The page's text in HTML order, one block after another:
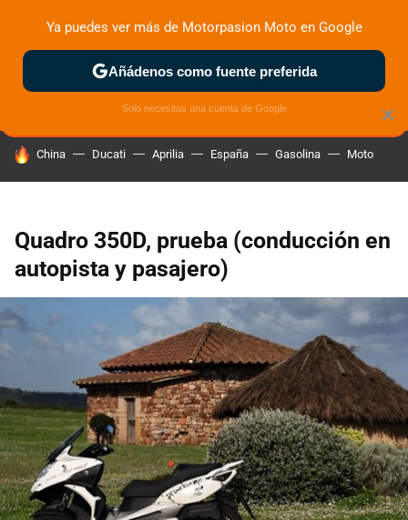
ZONA DE PRUEBAS DEPORTIVAS MOTOS ELÉCTRICAS
HOY SE HABLA DE
China Ducati Aprilia España Gasolina Moto
Quadro 350D, prueba (conducción en
autopista y pasajero)
×
Ya puedes ver más de Motorpasion Moto en Google
Añádenos como fuente preferida
Solo necesitas una cuenta de Google